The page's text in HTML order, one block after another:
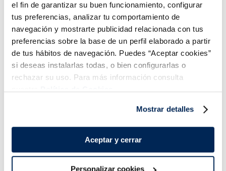
el fin de garantizar su buen funcionamiento, configurar
tus preferencias, analizar tu comportamiento de
navegación y mostrarte publicidad relacionada con tus
preferencias sobre la base de un perfil elaborado a partir
de tus hábitos de navegación. Puedes “Aceptar cookies”
si deseas instalarlas todas, o bien configurarlas o
rechazar su uso. Para más información consulta
Mostrar detalles
Aceptar y cerrar
Personalizar cookies
COMBINABLE COMBINABLE
Combina-ho i fes un menú de 10!